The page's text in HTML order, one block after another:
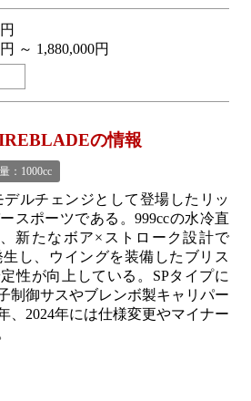
～ 1,880,000円
の情報
：1000cc
デルチェンジとして登場したリッ
スポーツである。999ccの水冷直
新たなボア×ストローク設計で
生し、ウイングを装備したブリス
性が向上している。SPタイプに
制御サスやブレンボ製キャリパー
、2024年には仕様変更やマイナー